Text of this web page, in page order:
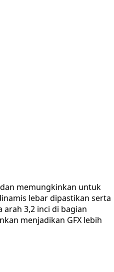
memungkinkan untuk
lebar dipastikan serta
arah 3,2 inci di bagian
menjadikan GFX lebih